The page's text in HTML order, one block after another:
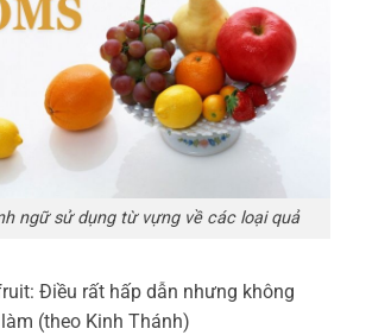
ngữ sử dụng từ vựng về các loại quả
Điều rất hấp dẫn nhưng không
(theo Kinh Thánh)